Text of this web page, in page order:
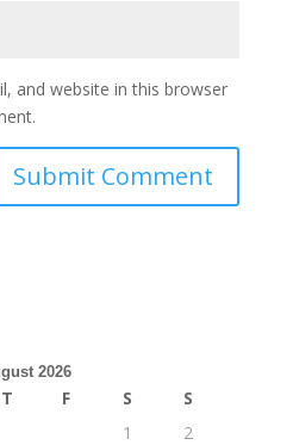
and website in this browser
2026
T F S
S
1
2